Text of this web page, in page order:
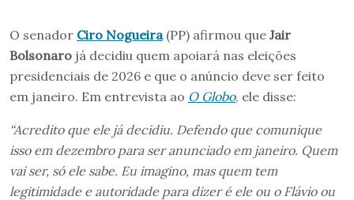
O senador Ciro Nogueira(PP) afirmou que Jair
Bolsonaro já decidiu quem apoiará nas eleições
presidenciais de 2026 e que o anúncio deve ser feito
em janeiro. Em entrevista ao O Globo, ele disse:
“Acredito que ele já decidiu. Defendo que comunique
isso em dezembro para ser anunciado em janeiro. Quem
vai ser, só ele sabe. Eu imagino, mas quem tem
legitimidade e autoridade para dizer é ele ou o Flávio ou